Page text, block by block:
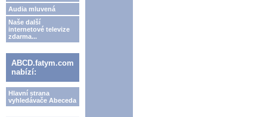
Audia mluvená
Naše další
internetové televize
zdarma...
ABCD.fatym.com
nabízí:
Hlavní strana
vyhledávače Abeceda